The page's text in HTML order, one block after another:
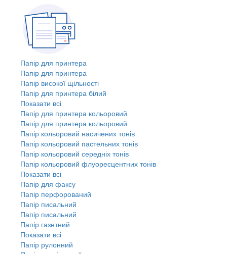
Папір для принтера
Папір для принтера
Папір високої щільності
Папір для принтера білий
Показати всі
Папір для принтера кольоровий
Папір для принтера кольоровий
Папір кольоровий насичених тонів
Папір кольоровий пастельних тонів
Папір кольоровий середніх тонів
Папір кольоровий флуоресцентних тонів
Показати всі
Папір для факсу
Папір перфорований
Папір писальний
Папір писальний
Папір газетний
Показати всі
Папір рулонний